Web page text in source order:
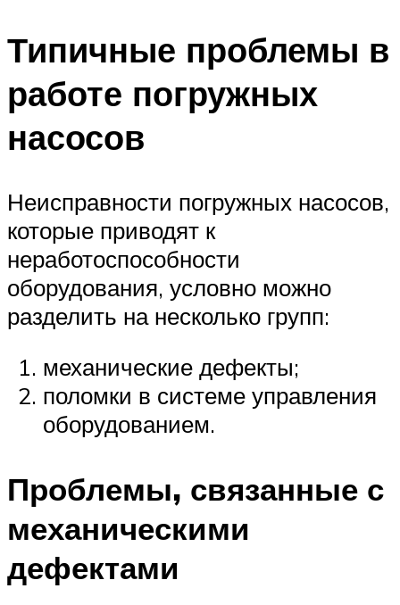
Типичные проблемы в
работе погружных
насосов
Неисправности погружных насосов,
которые приводят к
неработоспособности
оборудования, условно можно
разделить на несколько групп:
механические дефекты;
поломки в системе управления
оборудованием.
Проблемы, связанные с
механическими
дефектами